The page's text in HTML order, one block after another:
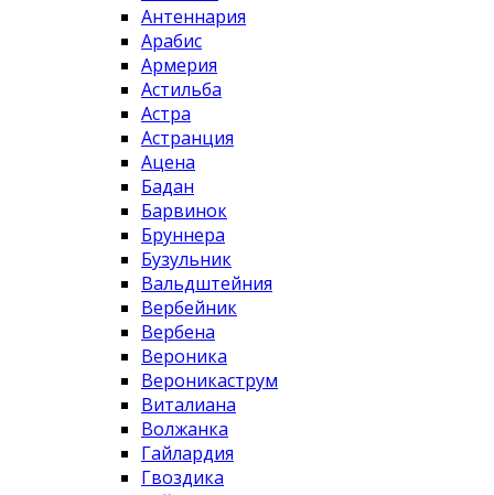
Антеннария
Арабис
Армерия
Астильба
Астра
Астранция
Ацена
Бадан
Барвинок
Бруннера
Бузульник
Вальдштейния
Вербейник
Вербена
Вероника
Вероникаструм
Виталиана
Волжанка
Гайлардия
Гвоздика